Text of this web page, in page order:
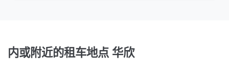
内或附近的租车地点 华欣